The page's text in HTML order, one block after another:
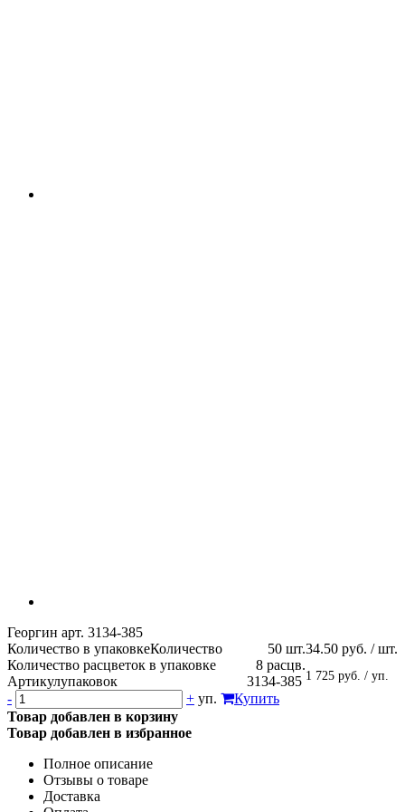
Георгин арт. 3134-385
34.50 руб. / шт.
1 725 руб. / уп.
Количество в упаковке
50 шт.
Количество расцветок в упаковке
8 расцв.
Артикул
3134-385
Количество
упаковок
-
+ уп.
Купить
Товар добавлен в корзину
Товар добавлен в избранное
Полное описание
Отзывы о товаре
Доставка